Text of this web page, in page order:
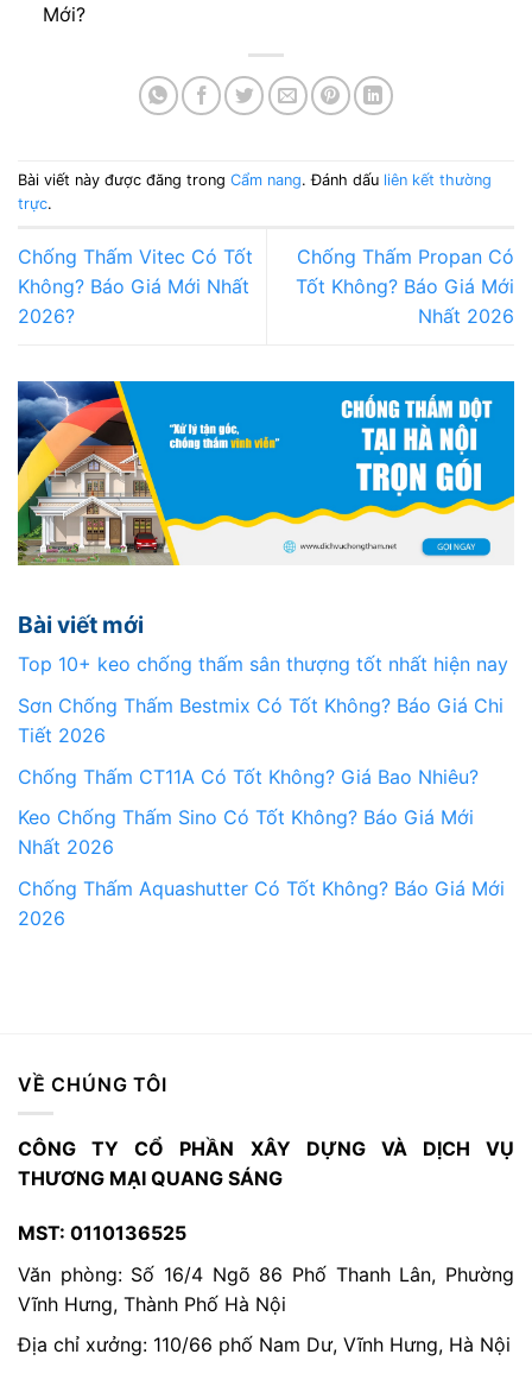
Mới?
Bài viết này được đăng trong Cẩm nang. Đánh dấu liên kết thường
trực.
Chống Thấm Vitec Có Tốt
Không? Báo Giá Mới Nhất
2026?
Chống Thấm Propan Có
Tốt Không? Báo Giá Mới
Nhất 2026
Bài viết mới
Top 10+ keo chống thấm sân thượng tốt nhất hiện nay
Sơn Chống Thấm Bestmix Có Tốt Không? Báo Giá Chi
Tiết 2026
Chống Thấm CT11A Có Tốt Không? Giá Bao Nhiêu?
Keo Chống Thấm Sino Có Tốt Không? Báo Giá Mới
Nhất 2026
Chống Thấm Aquashutter Có Tốt Không? Báo Giá Mới
2026
VỀ CHÚNG TÔI
CÔNG TY CỔ PHẦN XÂY DỰNG VÀ DỊCH VỤ
THƯƠNG MẠI QUANG SÁNG
MST: 0110136525
Văn phòng: Số 16/4 Ngõ 86 Phố Thanh Lân, Phường
Vĩnh Hưng, Thành Phố Hà Nội
Địa chỉ xưởng: 110/66 phố Nam Dư, Vĩnh Hưng, Hà Nội